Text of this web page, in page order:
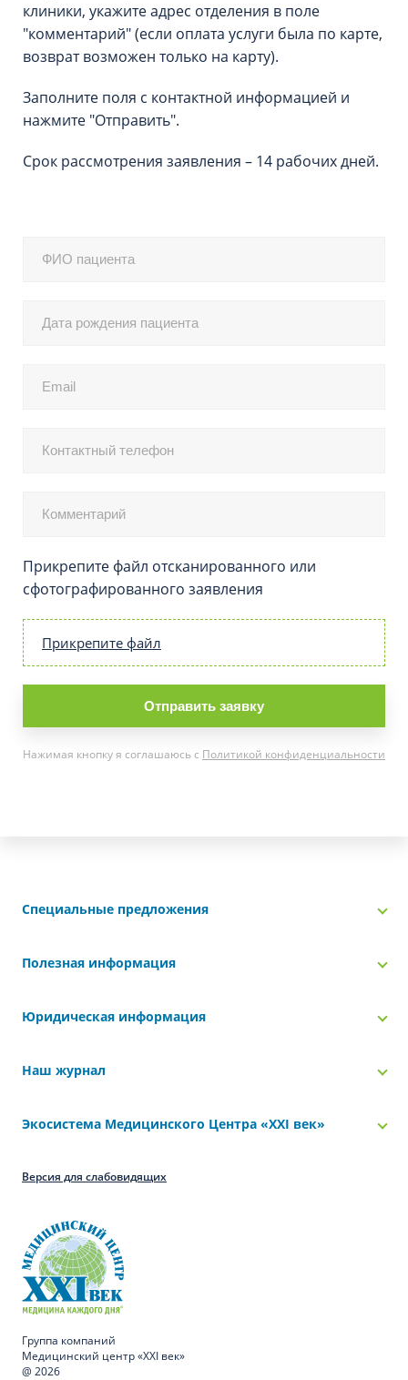
клиники, укажите адрес отделения в поле
"комментарий" (если оплата услуги была по карте,
возврат возможен только на карту).
Заполните поля с контактной информацией и
нажмите "Отправить".
Срок рассмотрения заявления – 14 рабочих дней.
Прикрепите файл отсканированного или
сфотографированного заявления
Прикрепите файл
Отправить заявку
Нажимая кнопку я соглашаюсь с Политикой конфиденциальности
Специальные предложения
Полезная информация
Юридическая информация
Наш журнал
Экосистема Медицинского Центра «‎XXI век»
Версия для слабовидящих
Группа компаний
Медицинский центр «XXI век»
@ 2026